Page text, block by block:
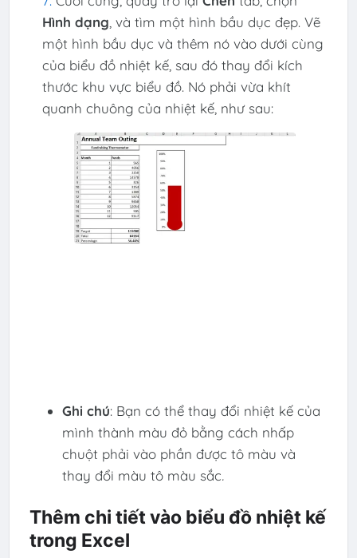
Hình dạng , và tìm một hình bầu dục đẹp. Vẽ
một hình bầu dục và thêm nó vào dưới cùng
của biểu đồ nhiệt kế, sau đó thay đổi kích
thước khu vực biểu đồ. Nó phải vừa khít
quanh chuông của nhiệt kế, như sau:
Ghi chú: Bạn có thể thay đổi nhiệt kế của
mình thành màu đỏ bằng cách nhấp
chuột phải vào phần được tô màu và
thay đổi màu tô màu sắc.
Thêm chi tiết vào biểu đồ nhiệt kế
trong Excel